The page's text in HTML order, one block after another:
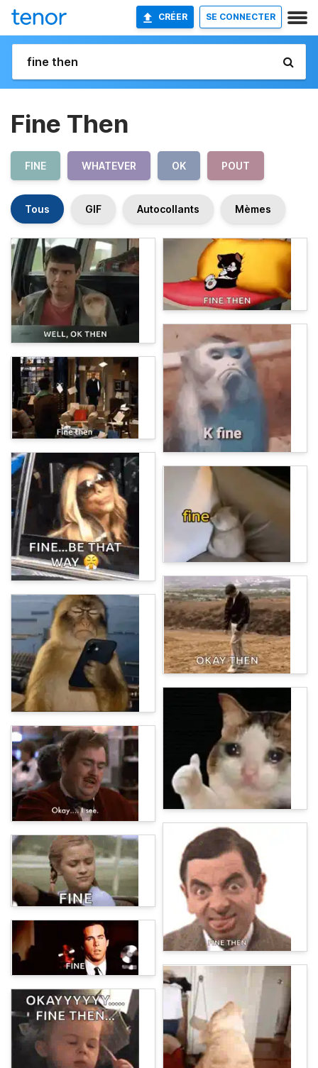
CRÉER SE CONNECTER
Fine Then
FINE WHATEVER OK POUT
Tous GIF Autocollants Mèmes